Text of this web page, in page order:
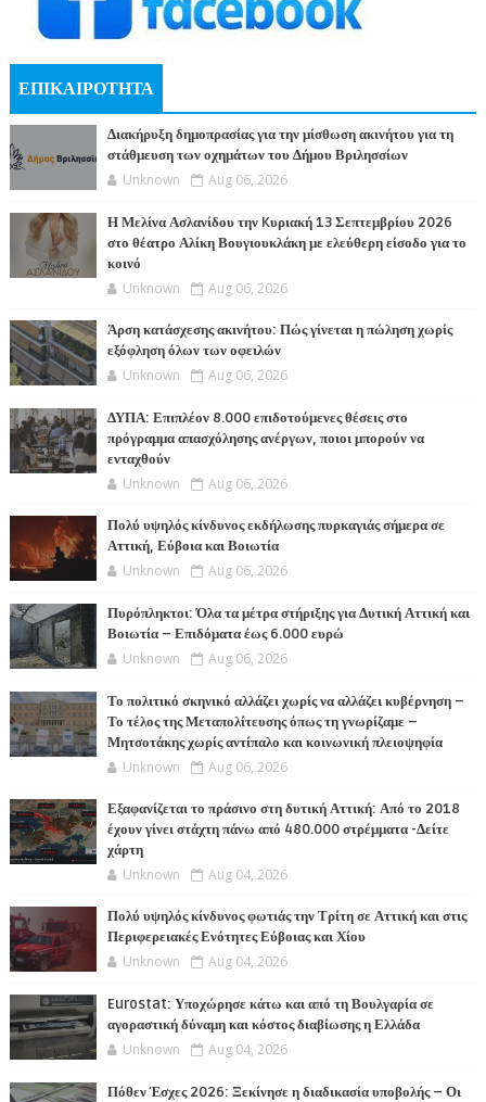
ΕΠΙΚΑΙΡΟΤΗΤΑ
Διακήρυξη δημοπρασίας για την μίσθωση ακινήτου για τη
στάθμευση των οχημάτων του Δήμου Βριλησσίων
Unknown Aug 06, 2026
Η Μελίνα Ασλανίδου την Kυριακή 13 Σεπτεμβρίου 2026
στο θέατρο Αλίκη Βουγιουκλάκη με ελεύθερη είσοδο για το
κοινό
Unknown Aug 06, 2026
Άρση κατάσχεσης ακινήτου: Πώς γίνεται η πώληση χωρίς
εξόφληση όλων των οφειλών
Unknown Aug 06, 2026
ΔΥΠΑ: Επιπλέον 8.000 επιδοτούμενες θέσεις στο
πρόγραμμα απασχόλησης ανέργων, ποιοι μπορούν να
ενταχθούν
Unknown Aug 06, 2026
Πολύ υψηλός κίνδυνος εκδήλωσης πυρκαγιάς σήμερα σε
Αττική, Εύβοια και Βοιωτία
Unknown Aug 06, 2026
Πυρόπληκτοι: Όλα τα μέτρα στήριξης για Δυτική Αττική και
Βοιωτία – Επιδόματα έως 6.000 ευρώ
Unknown Aug 06, 2026
Το πολιτικό σκηνικό αλλάζει χωρίς να αλλάζει κυβέρνηση –
Το τέλος της Μεταπολίτευσης όπως τη γνωρίζαμε –
Μητσοτάκης χωρίς αντίπαλο και κοινωνική πλειοψηφία
Unknown Aug 06, 2026
Εξαφανίζεται το πράσινο στη δυτική Αττική: Από το 2018
έχουν γίνει στάχτη πάνω από 480.000 στρέμματα -Δείτε
χάρτη
Unknown Aug 04, 2026
Πολύ υψηλός κίνδυνος φωτιάς την Τρίτη σε Αττική και στις
Περιφερειακές Ενότητες Εύβοιας και Χίου
Unknown Aug 04, 2026
Eurostat: Υποχώρησε κάτω και από τη Βουλγαρία σε
αγοραστική δύναμη και κόστος διαβίωσης η Ελλάδα
Unknown Aug 04, 2026
Πόθεν Έσχες 2026: Ξεκίνησε η διαδικασία υποβολής – Οι